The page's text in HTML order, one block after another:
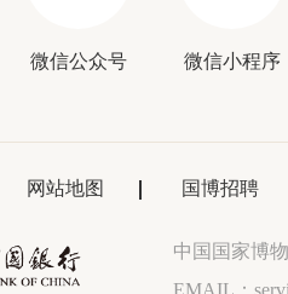
微信公众号 微信小程序
网站地图 国博招聘
中国国家博
EMAIL：